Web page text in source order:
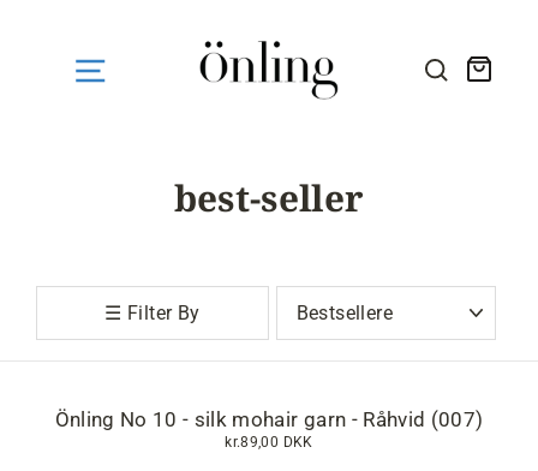
SØG HER
best-seller
☰ Filter By
Önling No 10 - silk mohair garn - Råhvid (007)
kr.89,00 DKK